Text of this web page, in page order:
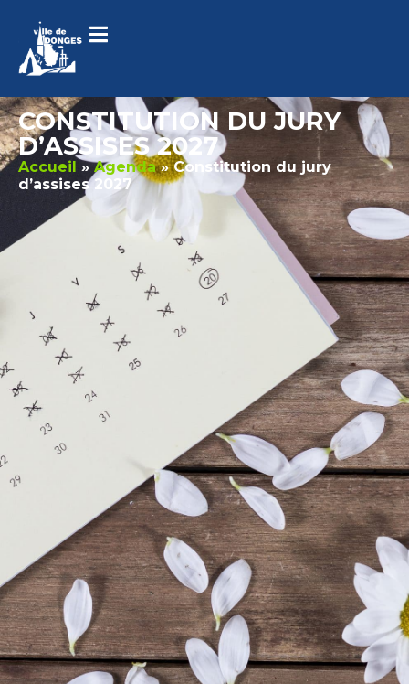
CONSTITUTION DU JURY
D’ASSISES 2027
Accueil »Agenda»Constitution du jury
d’assises 2027